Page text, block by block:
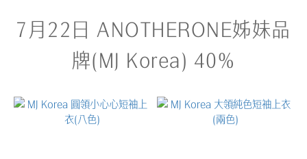
7月22日 ANOTHERONE姊妹品
牌(MJ Korea) 40%